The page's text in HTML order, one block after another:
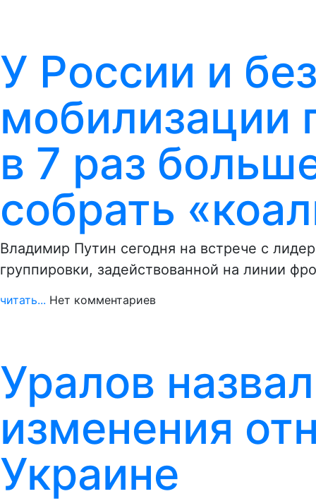
У России и
мобилизации
в 7 раз
собрать
Владимир Путин сегодня на встрече с
группировки, задействованной на линии
читать... Нет комментариев
Уралов
изменения
Украине